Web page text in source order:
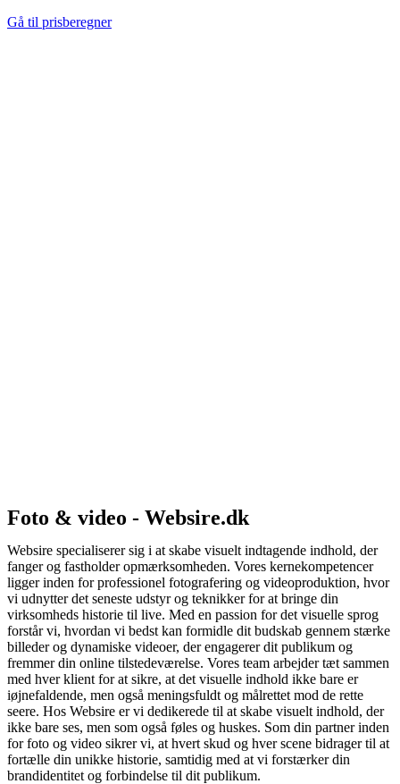
Gå til prisberegner
Foto & video - Websire.dk
Websire specialiserer sig i at skabe visuelt indtagende indhold, der
fanger og fastholder opmærksomheden. Vores kernekompetencer
ligger inden for professionel fotografering og videoproduktion, hvor
vi udnytter det seneste udstyr og teknikker for at bringe din
virksomheds historie til live. Med en passion for det visuelle sprog
forstår vi, hvordan vi bedst kan formidle dit budskab gennem stærke
billeder og dynamiske videoer, der engagerer dit publikum og
fremmer din online tilstedeværelse. Vores team arbejder tæt sammen
med hver klient for at sikre, at det visuelle indhold ikke bare er
iøjnefaldende, men også meningsfuldt og målrettet mod de rette
seere. Hos Websire er vi dedikerede til at skabe visuelt indhold, der
ikke bare ses, men som også føles og huskes. Som din partner inden
for foto og video sikrer vi, at hvert skud og hver scene bidrager til at
fortælle din unikke historie, samtidig med at vi forstærker din
brandidentitet og forbindelse til dit publikum.